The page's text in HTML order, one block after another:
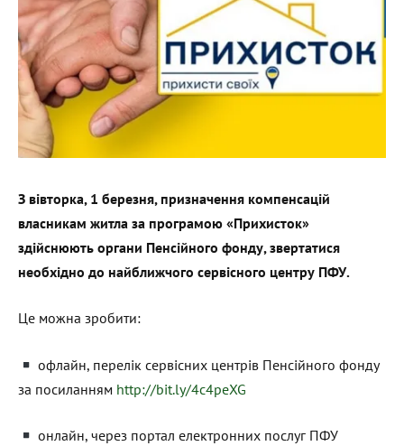
З вівторка, 1 березня, призначення компенсацій
власникам житла за програмою «Прихисток»
здійснюють органи Пенсійного фонду, звертатися
необхідно до найближчого сервісного центру ПФУ.
Це можна зробити:
офлайн, перелік сервісних центрів Пенсійного фонду
за посиланням http://bit.ly/4c4peXG
онлайн, через портал електронних послуг ПФУ